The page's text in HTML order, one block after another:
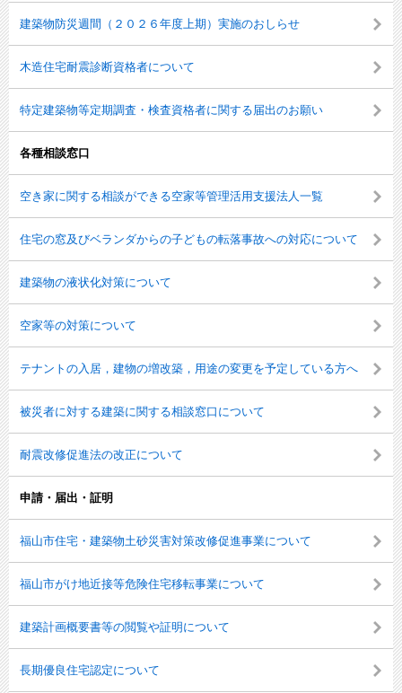
建築物防災週間（２０２６年度上期）実施のおしらせ
木造住宅耐震診断資格者について
特定建築物等定期調査・検査資格者に関する届出のお願い
各種相談窓口
空き家に関する相談ができる空家等管理活用支援法人一覧
住宅の窓及びベランダからの子どもの転落事故への対応について
建築物の液状化対策について
空家等の対策について
テナントの入居，建物の増改築，用途の変更を予定している方へ
被災者に対する建築に関する相談窓口について
耐震改修促進法の改正について
申請・届出・証明
福山市住宅・建築物土砂災害対策改修促進事業について
福山市がけ地近接等危険住宅移転事業について
建築計画概要書等の閲覧や証明について
長期優良住宅認定について